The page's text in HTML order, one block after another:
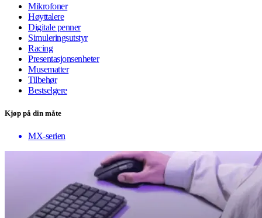
Mikrofoner
Høyttalere
Digitale penner
Simuleringsutstyr
Racing
Presentasjonsenheter
Musematter
Tilbehør
Bestselgere
Kjøp på din måte
MX-serien